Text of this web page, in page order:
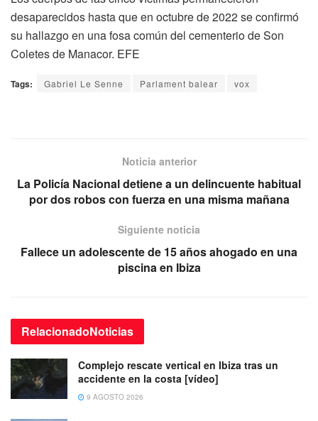
desaparecidos hasta que en octubre de 2022 se confirmó
su hallazgo en una fosa común del cementerio de Son
Coletes de Manacor. EFE
Tags: Gabriel Le Senne Parlament balear vox
Noticia anterior
La Policía Nacional detiene a un delincuente habitual
por dos robos con fuerza en una misma mañana
Siguiente noticia
Fallece un adolescente de 15 años ahogado en una
piscina en Ibiza
RelacionadoNoticias
Complejo rescate vertical en Ibiza tras un
accidente en la costa [vídeo]
9 AGOSTO 2026